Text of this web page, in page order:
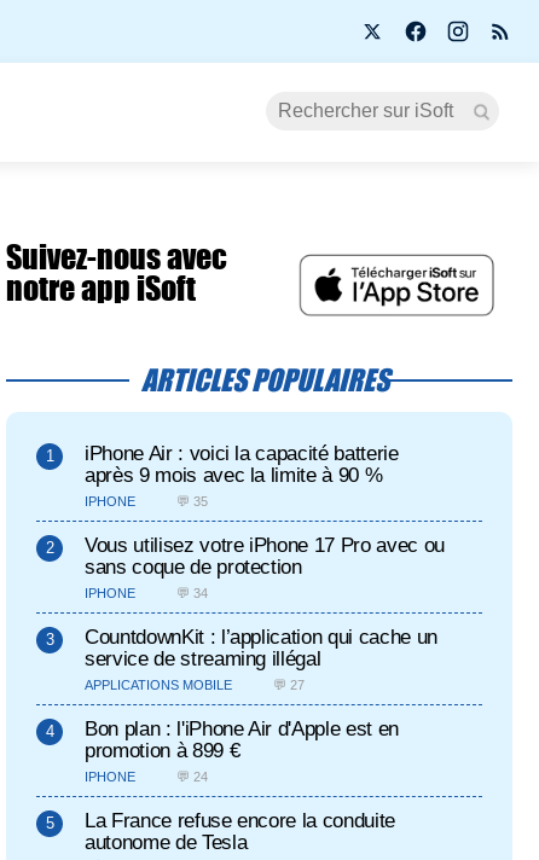
Suivez-nous avec
notre app iSoft
ARTICLES POPULAIRES
iPhone Air : voici la capacité batterie
après 9 mois avec la limite à 90 %
IPHONE 💬 35
Vous utilisez votre iPhone 17 Pro avec ou
sans coque de protection
IPHONE 💬 34
CountdownKit : l’application qui cache un
service de streaming illégal
APPLICATIONS MOBILE 💬 27
Bon plan : l'iPhone Air d'Apple est en
promotion à 899 €
IPHONE 💬 24
La France refuse encore la conduite
autonome de Tesla